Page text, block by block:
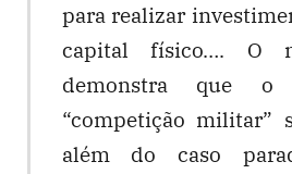
para realizar
capital físico…. O
demonstra que o
“competição militar”
além do caso